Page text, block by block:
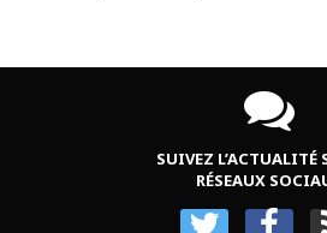
SUIVEZ L’ACTUALITÉ
RÉSEAUX